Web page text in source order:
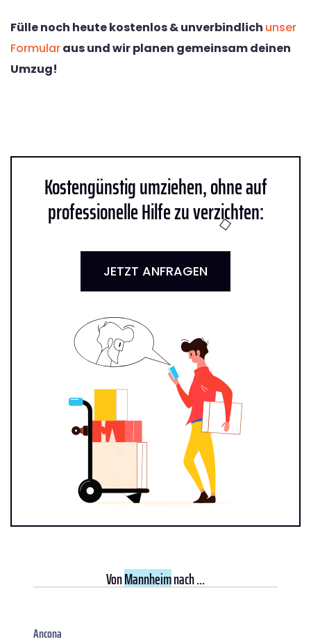
Fülle noch heute kostenlos & unverbindlich unser
Formularaus und wir planen gemeinsam deinen
Umzug!
Kostengünstig umziehen, ohne auf
professionelle Hilfe zu verzichten:
JETZT ANFRAGEN
VonMannheimnach ...
Ancona